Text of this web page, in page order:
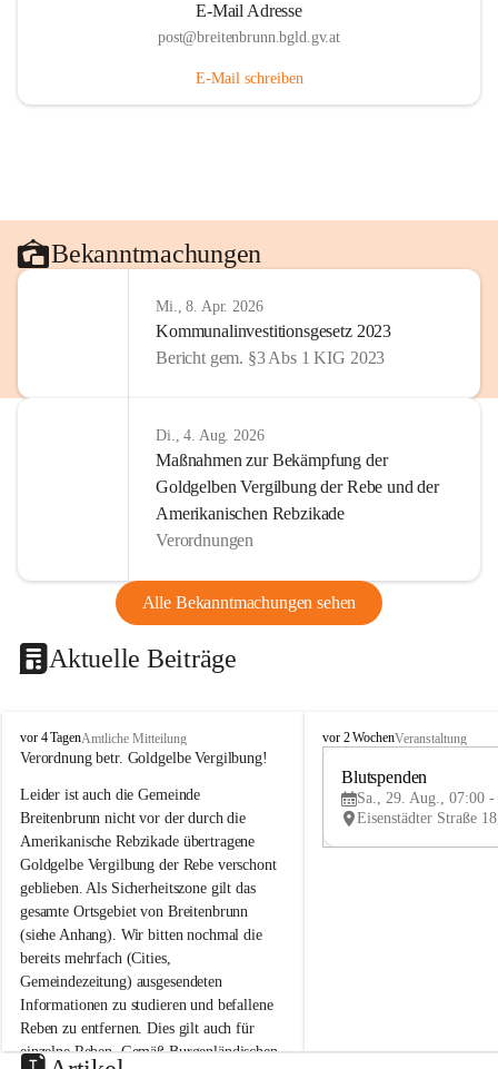
E-Mail Adresse
post@breitenbrunn.bgld.gv.at
E-Mail schreiben
Bekanntmachungen
Mi., 8. Apr. 2026
Kommunalinvestitionsgesetz 2023
Bericht gem. §3 Abs 1 KIG 2023
Di., 4. Aug. 2026
Maßnahmen zur Bekämpfung der
Goldgelben Vergilbung der Rebe und der
Amerikanischen Rebzikade
Verordnungen
Alle Bekanntmachungen sehen
Aktuelle Beiträge
B
r
i
t
e
n
b
r
u
n
n
a
m
N
e
u
vor 4 TagenAmtliche Mitteilung
Verordnung betr. Goldgelbe Vergilbung!
Leider ist auch die Gemeinde
Breitenbrunn nicht vor der durch die
Amerikanische Rebzikade übertragene
Goldgelbe Vergilbung der Rebe verschont
geblieben. Als Sicherheitszone gilt das
gesamte Ortsgebiet von Breitenbrunn
(siehe Anhang). Wir bitten nochmal die
bereits mehrfach (Cities,
Gemeindezeitung) ausgesendeten
Informationen zu studieren und befallene
Reben zu entfernen. Dies gilt auch für
einzelne Reben. Gemäß Burgenländischen
B
e
u
vor 2 WochenVeranstaltung
Blutspenden
Sa., 29. Aug., 07:00 -